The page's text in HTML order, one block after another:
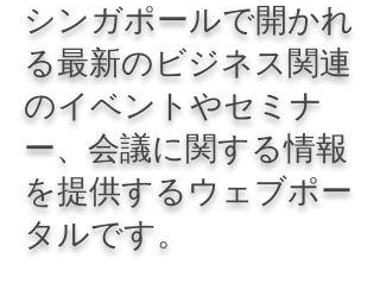
シンガポールで開かれ
る最新のビジネス関連
のイベントやセミナ
ー、会議に関する情報
を提供するウェブポー
タルです。